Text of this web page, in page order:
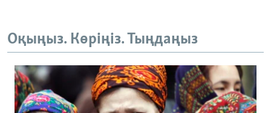
Оқыңыз. Көріңіз. Тыңдаңыз